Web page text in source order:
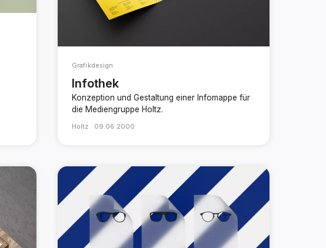
Grafikdesign
Infothek
Konzeption und Gestaltung einer Infomappe für
die Mediengruppe Holtz.
Holtz · 09.06.2000